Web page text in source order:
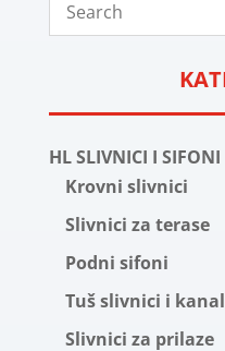
HL SLIVNICI I SIFONI
Krovni slivnici
Slivnici za terase
Podni sifoni
Tuš slivnici i
Slivnici za prilaze